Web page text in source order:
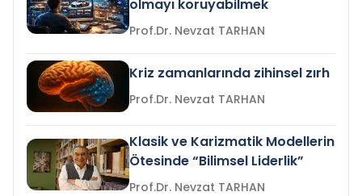
olmayı koruyabilmek
Prof.Dr. Nevzat TARHAN
Kriz zamanlarında zihinsel zırh
Prof.Dr. Nevzat TARHAN
Klasik ve Karizmatik Modellerin
Ötesinde “Bilimsel Liderlik”
Prof.Dr. Nevzat TARHAN